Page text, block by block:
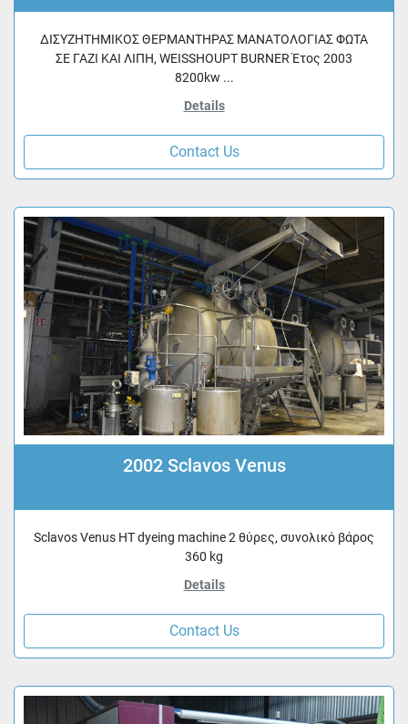
ΔΙΣΥΖΗΤΗΜΙΚΟΣ ΘΕΡΜΑΝΤΗΡΑΣ ΜΑΝΑΤΟΛΟΓΙΑΣ ΦΩΤΑ
ΣΕ ΓΑΖΙ ΚΑΙ ΛΙΠΗ, WEISSHOUPT BURNER Έτος 2003
8200kw ...
Details
Contact Us
2002 Sclavos Venus
Sclavos Venus HT dyeing machine 2 θύρες, συνολικό βάρος
360 kg
Details
Contact Us